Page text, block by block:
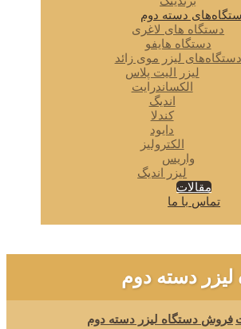
دسته دوم
دستگاه های لاغری
دستگاه هایفو
دستگاه‌های لیزر موی زائد
لیزر الیت پلاس
الکساندرایت
اندیگ
کندلا
دایود
الکترولیز
واریس
لیزر اندیگ
مقالات
تماس با ما
دسته دوم
فروش دستگاه لیزر دسته دوم